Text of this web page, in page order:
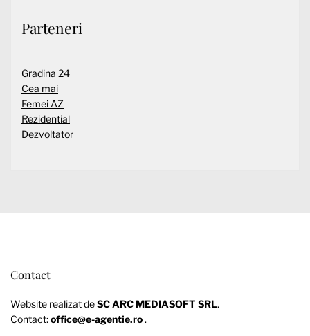
Parteneri
Gradina 24
Cea mai
Femei AZ
Rezidential
Dezvoltator
Contact
Website realizat deSC ARC MEDIASOFT SRL.
Contact:office@e-agentie.ro.